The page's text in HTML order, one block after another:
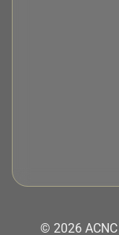
© 2026